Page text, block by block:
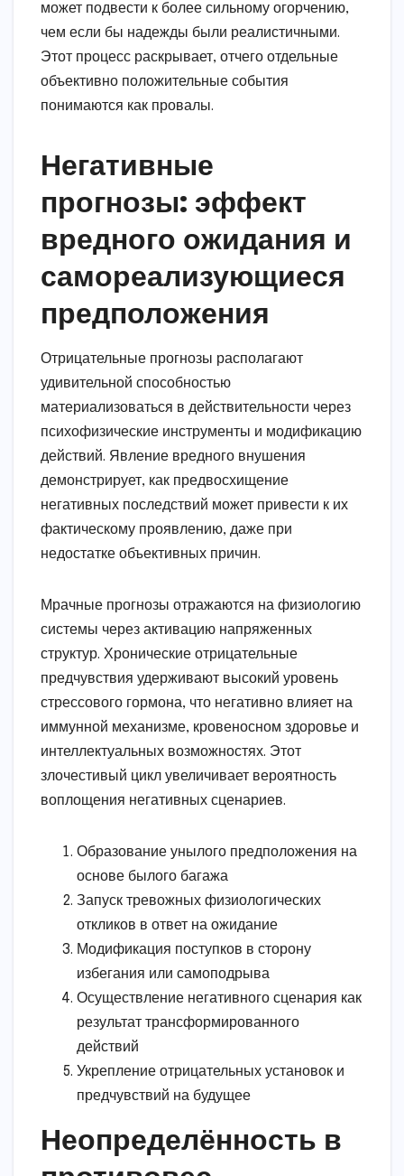
может подвести к более сильному огорчению,
чем если бы надежды были реалистичными.
Этот процесс раскрывает, отчего отдельные
объективно положительные события
понимаются как провалы.
Негативные
прогнозы: эффект
вредного ожидания и
самореализующиеся
предположения
Отрицательные прогнозы располагают
удивительной способностью
материализоваться в действительности через
психофизические инструменты и модификацию
действий. Явление вредного внушения
демонстрирует, как предвосхищение
негативных последствий может привести к их
фактическому проявлению, даже при
недостатке объективных причин.
Мрачные прогнозы отражаются на физиологию
системы через активацию напряженных
структур. Хронические отрицательные
предчувствия удерживают высокий уровень
стрессового гормона, что негативно влияет на
иммунной механизме, кровеносном здоровье и
интеллектуальных возможностях. Этот
злочестивый цикл увеличивает вероятность
воплощения негативных сценариев.
Образование унылого предположения на
основе былого багажа
Запуск тревожных физиологических
откликов в ответ на ожидание
Модификация поступков в сторону
избегания или самоподрыва
Осуществление негативного сценария как
результат трансформированного
действий
Укрепление отрицательных установок и
предчувствий на будущее
Неопределённость в